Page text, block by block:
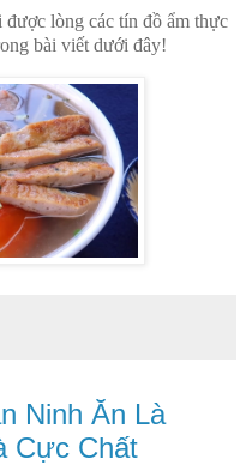
lòng các tín đồ ẩm thực
bài viết dưới đây!
Ninh Ăn Là
Cực Chất